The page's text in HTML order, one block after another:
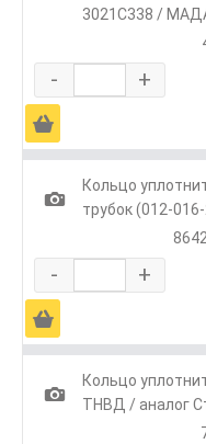
3021C338 /
- +
Ä
1
Кольцо
трубок (012-
- +
Ä
1
Кольцо
ТНВД / аналог